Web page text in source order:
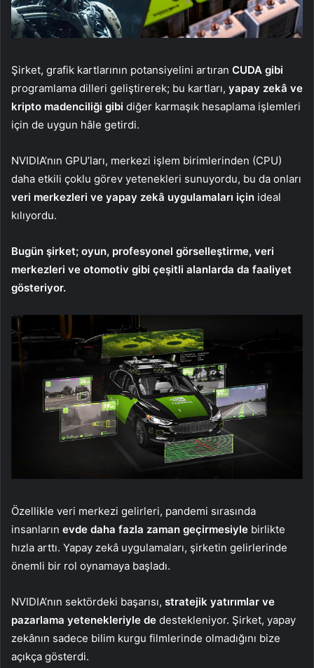
Şirket, grafik kartlarının potansiyelini artıran CUDA gibi
programlama dilleri geliştirerek; bu kartları, yapay zekâ ve
kripto madenciliği gibi diğer karmaşık hesaplama işlemleri
için de uygun hâle getirdi.
NVIDIA’nın GPU’ları, merkezi işlem birimlerinden (CPU)
daha etkili çoklu görev yetenekleri sunuyordu, bu da onları
veri merkezleri ve yapay zekâ uygulamaları için ideal
kılıyordu.
Bugün şirket; oyun, profesyonel görselleştirme, veri
merkezleri ve otomotiv gibi çeşitli alanlarda da faaliyet
gösteriyor.
Özellikle veri merkezi gelirleri, pandemi sırasında
insanların evde daha fazla zaman geçirmesiyle birlikte
hızla arttı. Yapay zekâ uygulamaları, şirketin gelirlerinde
önemli bir rol oynamaya başladı.
NVIDIA’nın sektördeki başarısı, stratejik yatırımlar ve
pazarlama yetenekleriyle de destekleniyor. Şirket, yapay
zekânın sadece bilim kurgu filmlerinde olmadığını bize
açıkça gösterdi.